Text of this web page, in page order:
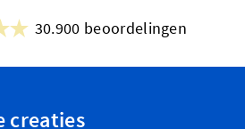
30.900 beoordelingen
creaties